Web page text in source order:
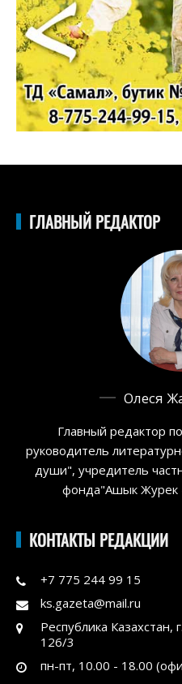
ГЛАВНЫЙ РЕДАКТОР
Олеся
Главный редактор
руководитель
души", учредитель
фонда"Ашык Журек
КОНТАКТЫ РЕДАКЦИИ
+7 775 244 99 15
ks.gazeta@mail.ru
Республика Казахстан,
126/3
пн-пт, 10.00 - 18.00